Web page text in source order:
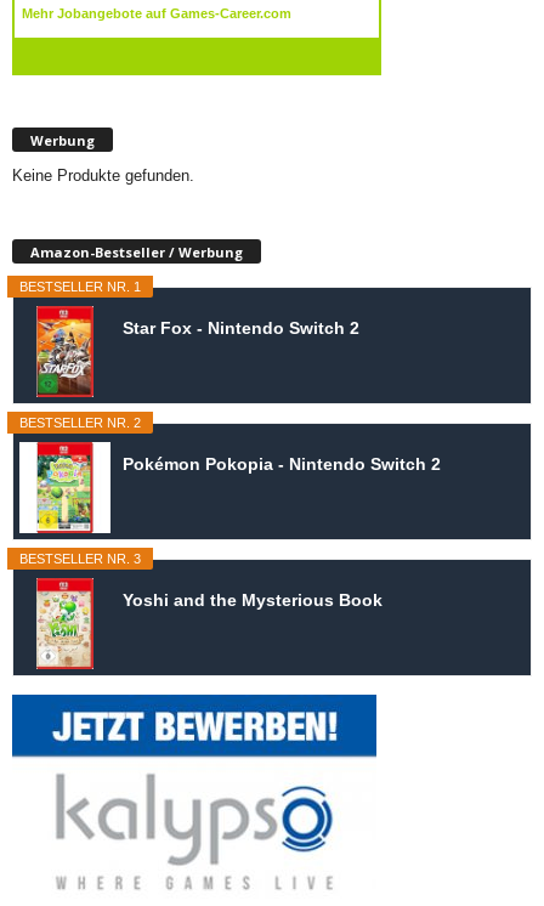
Werbung
Keine Produkte gefunden.
Amazon-Bestseller / Werbung
BESTSELLER NR. 1
Star Fox - Nintendo Switch 2
BESTSELLER NR. 2
Pokémon Pokopia - Nintendo Switch 2
BESTSELLER NR. 3
Yoshi and the Mysterious Book